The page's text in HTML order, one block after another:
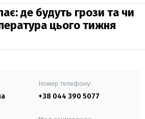
де будуть грози та чи
цього тижня
Номер телефону:
+38 044 390 5077